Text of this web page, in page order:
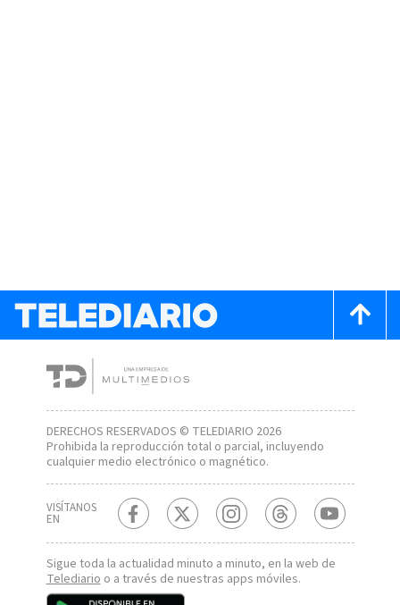
DERECHOS RESERVADOS © TELEDIARIO 2026
Prohibida la reproducción total o parcial, incluyendo
cualquier medio electrónico o magnético.
VISÍTANOS
EN
Sigue toda la actualidad minuto a minuto, en la web de
Telediarioo a través de nuestras apps móviles.